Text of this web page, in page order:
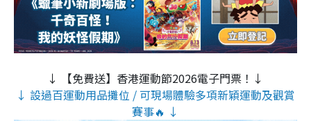
↓ 【免費送】香港運動節2026電子門票！↓
↓ 設過百運動用品攤位 / 可現場體驗多項新穎運動及觀賞
賽事🔥 ↓